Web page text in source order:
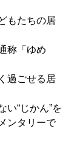
もたちの居
称「ゆめ
過ごせる居
い“じかん”を
ンタリーで